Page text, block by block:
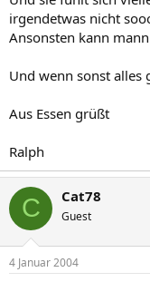
irgendetwas nicht
Ansonsten kann
Und wenn sonst alles
Aus Essen grüßt
Ralph
C Cat78
Guest
4 Januar 2004